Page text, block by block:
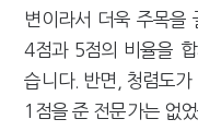
변이라서 더욱 주목을
4점과 5점의 비율을
습니다. 반면, 청렴도
1점을 준 전문가는 없